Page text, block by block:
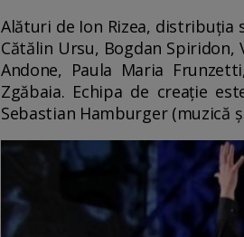
Alături de Ion Rizea, distribuția
Cătălin Ursu, Bogdan Spiridon,
Andone, Paula Maria
Zgăbaia. Echipa de creație
Sebastian Hamburger (muzică